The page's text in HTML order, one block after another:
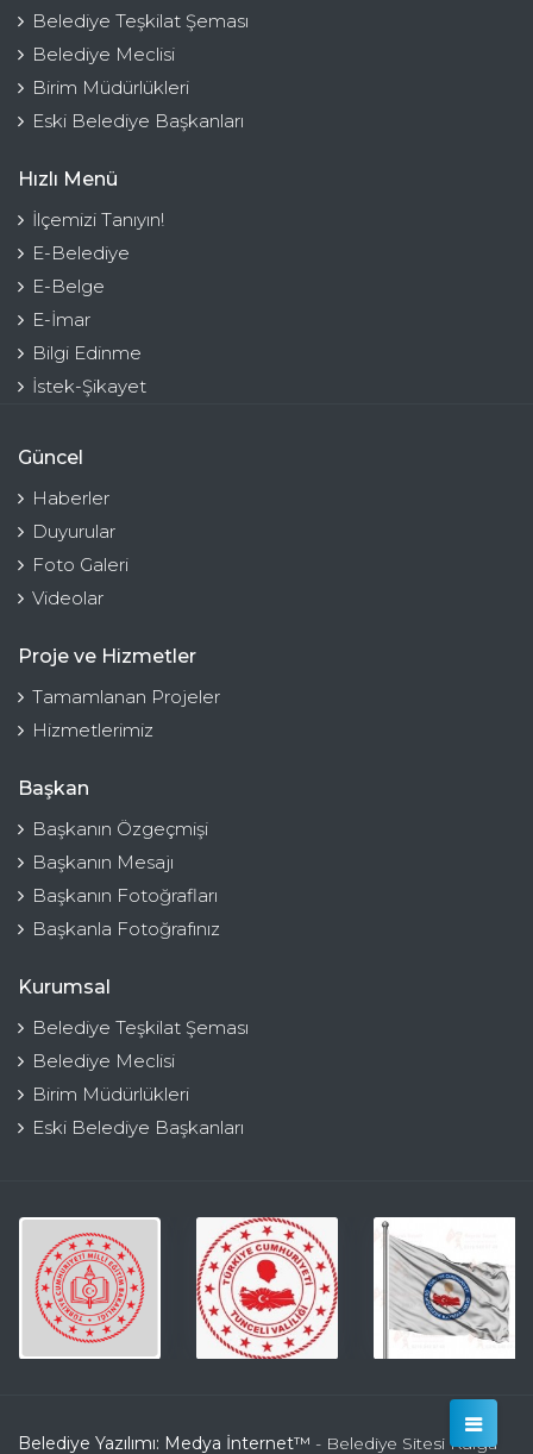
Belediye Teşkilat Şeması
Belediye Meclisi
Birim Müdürlükleri
Eski Belediye Başkanları
Hızlı Menü
İlçemizi Tanıyın!
E-Belediye
E-Belge
E-İmar
Bilgi Edinme
İstek-Şikayet
Güncel
Haberler
Duyurular
Foto Galeri
Videolar
Proje ve Hizmetler
Tamamlanan Projeler
Hizmetlerimiz
Başkan
Başkanın Özgeçmişi
Başkanın Mesajı
Başkanın Fotoğrafları
Başkanla Fotoğrafınız
Kurumsal
Belediye Teşkilat Şeması
Belediye Meclisi
Birim Müdürlükleri
Eski Belediye Başkanları
Belediye Yazılımı: Medya İnternet™ - Belediye Sitesi Kulga